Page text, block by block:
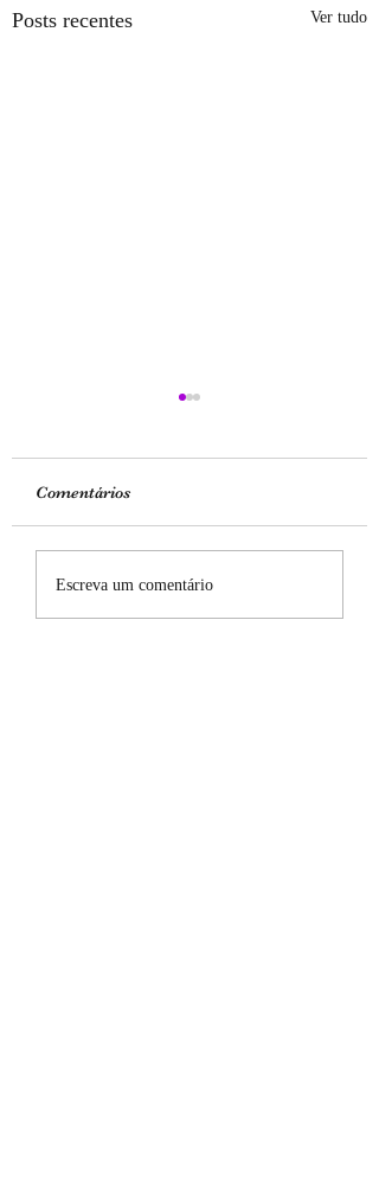
Posts recentes Ver tudo
Romanos 5:1-11
Comentários
Escreva um comentário